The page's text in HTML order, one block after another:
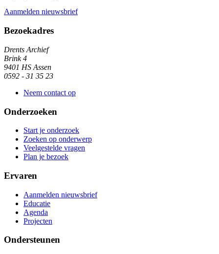
Aanmelden nieuwsbrief
Algemene informatie
Bezoekadres
Drents Archief
Brink 4
9401 HS Assen
0592 - 31 35 23
Neem contact op
Onderzoeken
Start je onderzoek
Zoeken op onderwerp
Veelgestelde vragen
Plan je bezoek
Ervaren
Aanmelden nieuwsbrief
Educatie
Agenda
Projecten
Ondersteunen